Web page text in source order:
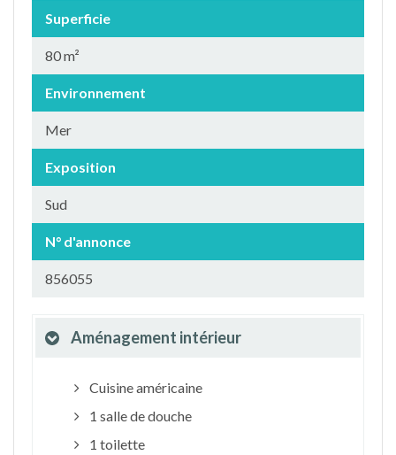
Superficie
80 m²
Environnement
Mer
Exposition
Sud
N° d'annonce
856055
Aménagement intérieur
Cuisine américaine
1 salle de douche
1 toilette